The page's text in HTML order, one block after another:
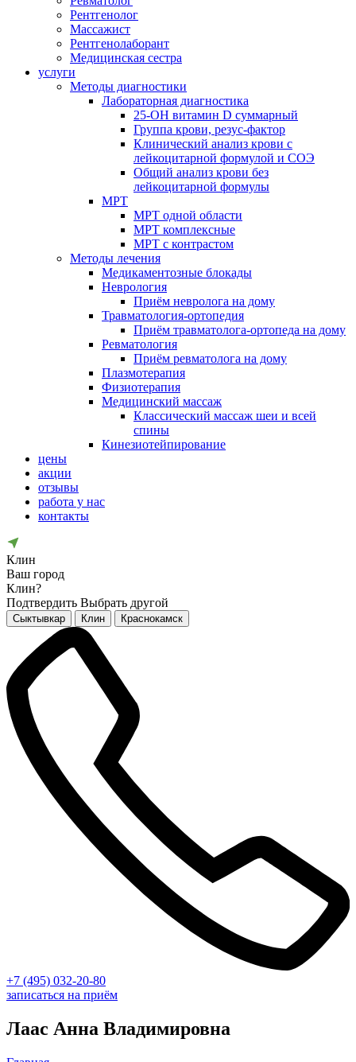
Рентгенолог
Массажист
Рентгенолаборант
Медицинская сестра
услуги
Методы диагностики
Лабораторная диагностика
25-OH витамин D суммарный
Группа крови, резус-фактор
Клинический анализ крови с
лейкоцитарной формулой и СОЭ
Общий анализ крови без
лейкоцитарной формулы
МРТ
МРТ одной области
МРТ комплексные
МРТ с контрастом
Методы лечения
Медикаментозные блокады
Неврология
Приём невролога на дому
Травматология-ортопедия
Приём травматолога-ортопеда на дому
Ревматология
Приём ревматолога на дому
Плазмотерапия
Физиотерапия
Медицинский массаж
Классический массаж шеи и всей
спины
Кинезиотейпирование
цены
акции
отзывы
работа у нас
контакты
Клин
Ваш город
Клин?
Подтвердить Выбрать другой
Сыктывкар Клин Краснокамск
+7 (495) 032-20-80
записаться на приём
Лаас Анна Владимировна